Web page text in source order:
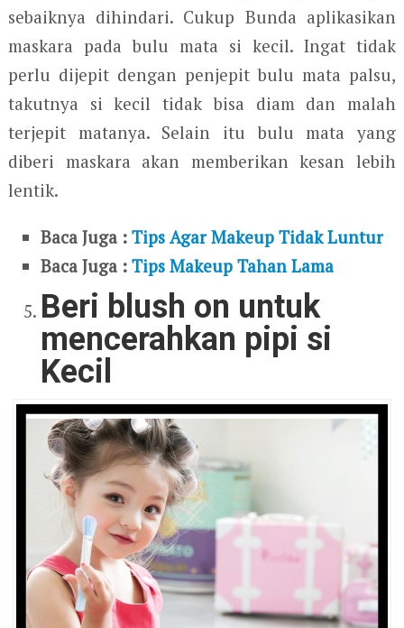
sebaiknya dihindari. Cukup Bunda aplikasikan
maskara pada bulu mata si kecil. Ingat tidak
perlu dijepit dengan penjepit bulu mata palsu,
takutnya si kecil tidak bisa diam dan malah
terjepit matanya. Selain itu bulu mata yang
diberi maskara akan memberikan kesan lebih
lentik.
Baca Juga :Tips Agar Makeup Tidak Luntur
Baca Juga :Tips Makeup Tahan Lama
Beri blush on untuk
mencerahkan pipi si
Kecil